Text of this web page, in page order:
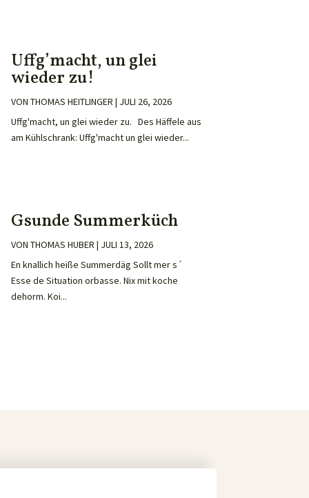
Uffg’macht, un glei
wieder zu!
VON THOMAS HEITLINGER | JULI 26, 2026
Uffg'macht, un glei wieder zu. Des Häffele aus
am Kühlschrank: Uffg'macht un glei wieder...
Gsunde Summerküch
VON THOMAS HUBER | JULI 13, 2026
En knallich heiße Summerdäg Sollt mer s´
Esse de Situation orbasse. Nix mit koche
dehorm. Koi...